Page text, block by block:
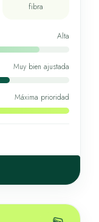
fibra
Alta
Muy bien ajustada
Máxima prioridad